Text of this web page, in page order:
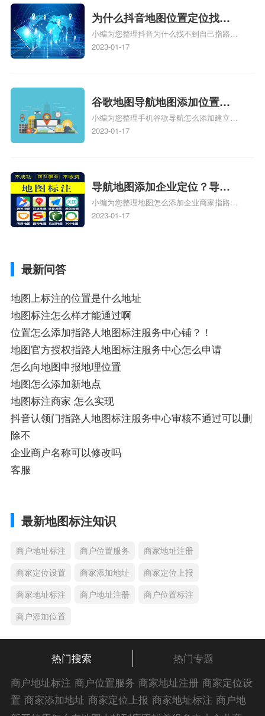
相关地图标注知识，详情可查看下方正文！
为什么抖音地图位置定位找不
到了？抖音为什么找不到当前
定位了？
小编为您整理抖音为什么找不到自己指路人
地图标注服务中心铺的位置、地图位置更新
服务中心位置、抖音突然不显示定位了相关
地图标注知识，详情可查看下方正文！
2023-01-17
谷歌地图导航地图添加位置？
添加谷歌地图导航位置？
小编为您整理手机谷歌导航怎么添加建立多
人位置、如何在地图，谷歌地图添加公司位
2023-01-17
导航地图添加企业定位？导航
定位企业？
小编为您整理地图怎么添加企业商家指路人
地图标注服务中心铺名称、地图怎么添加企
2023-01-17
最新问答
地图上标注的位置是什么地址
地图标注怎么样才能通过啊
位置怎么添加指路人地图标注服务中心铺？！
地图官方授权指路人地图标注服务中心怎么申请
怎么向地图申报地理位置
地图怎么添加新地点
地图标注商家 怎么实现
抖音认领门指路人地图标注服务中心审核不通过可以删
除不
企业商户名称可以修改吗
客服
最新地图标注知识
商户地址标注 商户位置服务
商家地址注册
商家定位设置
商家添加地址
商家定位上报
商家地址标注
商户地址注册
商户位置标注
商户添加位置
热门搜索
热门专题
商户地址标注 商户位置服务 商家地址注册 商家定位设
置 商家添加地址 商家定位上报 商家地址标注 商户地